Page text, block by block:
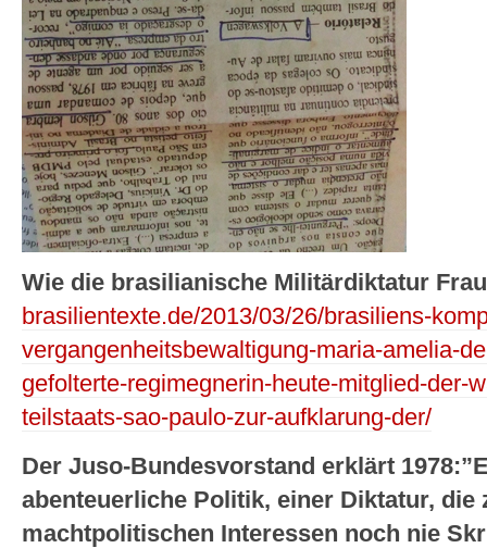
Wie die brasilianische Militärdiktatur
brasilientexte.de/2013/03/26/brasiliens-
vergangenheitsbewaltigung-maria-amelia-
gefolterte-regimegnerin-heute-mitglied-der-
teilstaats-sao-paulo-zur-aufklarung-der/
Der Juso-Bundesvorstand erklärt
abenteuerliche Politik, einer Diktatur, die
machtpolitischen Interessen noch nie